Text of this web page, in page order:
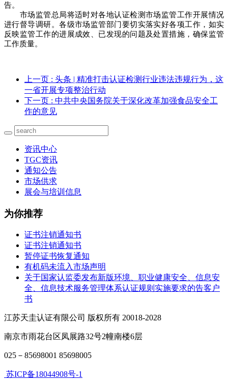
告。
市场监管总局将适时对各地认证检测市场监管工作开展情况
进行督导调研。各级市场监管部门要切实落实好各项工作，如实
反映监管工作的进展成效、已发现的问题及处置措施，确保监管
工作质量。
上一页 : 头条 | 精准打击认证检测行业违法违规行为，这
一省开展专项整治行动
下一页 : 中共中央国务院关于深化改革加强食品安全工
作的意见
资讯中心
TGC资讯
通知公告
市场供求
展会与培训信息
为你推荐
证书注销通知书
证书注销通知书
暂停证书恢复通知
有机码未流入市场声明
关于国家认监委发布新版环境、职业健康安全、信息安
全、信息技术服务管理体系认证规则实施要求的告客户
书
江苏天圭认证有限公司 版权所有 20018-2028
南京市雨花台区凤展路32号2幢南楼6层
025－85698001 85698005
苏ICP备18044908号-1